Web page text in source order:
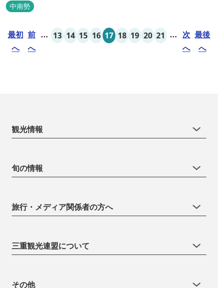
中南勢
最初
へ
前
へ
... 13 14 15 16 17 18 19 20 21 ... 次
へ
最後
へ
観光情報
旬の情報
旅行・メディア関係者の方へ
三重観光連盟について
その他